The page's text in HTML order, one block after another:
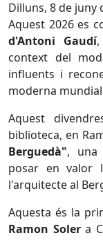
Dilluns, 8 de juny
Aquest 2026 es
d'Antoni Gaudí,
context del
influents i
moderna
Aquest
biblioteca, en
Berguedà", una
posar en valor
l'arquitecte al
Aquesta és la
Ramon Solera